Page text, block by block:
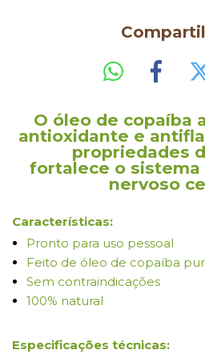
O óleo de copaíba
antioxidante e
propriedades
fortalece o
nervoso
Características:
Pronto para uso pessoal
Feito de óleo de copaíba
Sem contraindicações
100% natural
Especificações técnicas: